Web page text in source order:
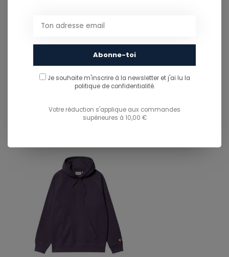
PARTAGER CE PRODUIT
TU POURRAIS AUSSI AIMER...
Abonne-toi
Je souhaite m'inscrire à la newsletter et j'ai lu la
politique de confidentialité.
Votre réduction s'applique aux commandes
supérieures à 10,00 €